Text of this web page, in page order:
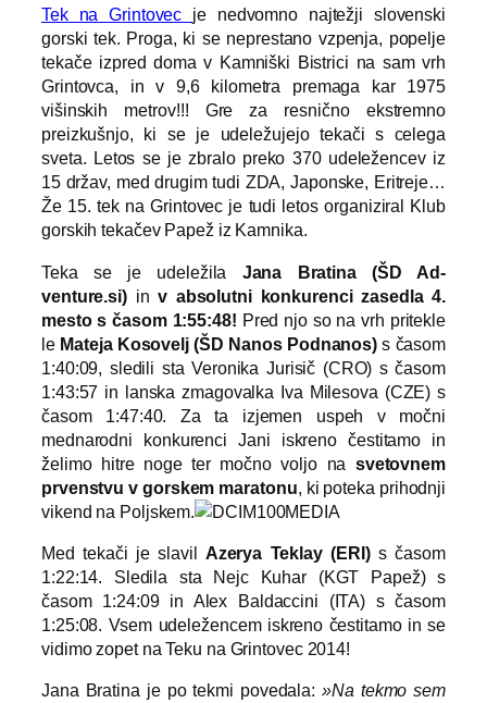
Tek na Grintovec je nedvomno najtežji slovenski
gorski tek. Proga, ki se neprestano vzpenja, popelje
tekače izpred doma v Kamniški Bistrici na sam vrh
Grintovca, in v 9,6 kilometra premaga kar 1975
višinskih metrov!!! Gre za resnično ekstremno
preizkušnjo, ki se je udeležujejo tekači s celega
sveta. Letos se je zbralo preko 370 udeležencev iz
15 držav, med drugim tudi ZDA, Japonske, Eritreje…
Že 15. tek na Grintovec je tudi letos organiziral Klub
gorskih tekačev Papež iz Kamnika.
Teka se je udeležila Jana Bratina (ŠD Ad-
venture.si)inv absolutni konkurenci zasedla 4.
mesto s časom 1:55:48! Pred njo so na vrh pritekle
le Mateja Kosovelj (ŠD Nanos Podnanos) s časom
1:40:09, sledili sta Veronika Jurisič (CRO) s časom
1:43:57 in lanska zmagovalka Iva Milesova (CZE) s
časom 1:47:40. Za ta izjemen uspeh v močni
mednarodni konkurenci Jani iskreno čestitamo in
želimo hitre noge ter močno voljo na svetovnem
prvenstvu v gorskem maratonu, ki poteka prihodnji
vikend na Poljskem.
Med tekači je slavil Azerya Teklay (ERI)s časom
1:22:14. Sledila sta Nejc Kuhar (KGT Papež) s
časom 1:24:09 in Alex Baldaccini (ITA) s časom
1:25:08. Vsem udeležencem iskreno čestitamo in se
vidimo zopet na Teku na Grintovec 2014!
Jana Bratina je po tekmi povedala:»Na tekmo sem